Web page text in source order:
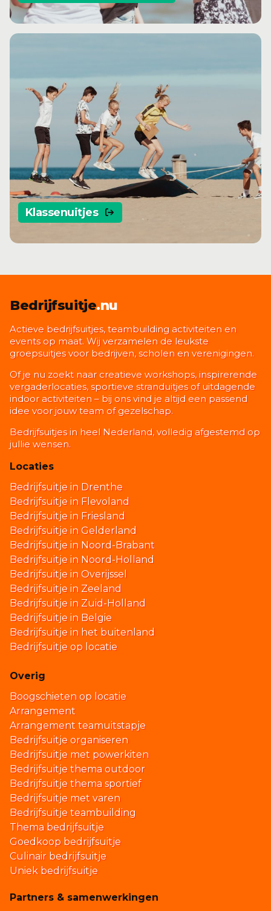
Klassenuitjes
Bedrijfsuitje.nu
Actieve bedrijfsuitjes, teambuilding activiteiten en
events op maat. Wij verzamelen de leukste
groepsuitjes voor bedrijven, scholen en verenigingen.
Of je nu zoekt naar creatieve workshops, inspirerende
vergaderlocaties, sportieve stranduitjes of uitdagende
indoor activiteiten – bij ons vind je altijd een passend
idee voor jouw team of gezelschap.
Bedrijfsuitjes in heel Nederland, volledig afgestemd op
jullie wensen.
Locaties
Bedrijfsuitje in Drenthe
Bedrijfsuitje in Flevoland
Bedrijfsuitje in Friesland
Bedrijfsuitje in Gelderland
Bedrijfsuitje in Noord-Brabant
Bedrijfsuitje in Noord-Holland
Bedrijfsuitje in Overijssel
Bedrijfsuitje in Zeeland
Bedrijfsuitje in Zuid-Holland
Bedrijfsuitje in Belgie
Bedrijfsuitje in het buitenland
Bedrijfsuitje op locatie
Overig
Boogschieten op locatie
Arrangement
Arrangement teamuitstapje
Bedrijfsuitje organiseren
Bedrijfsuitje met powerkiten
Bedrijfsuitje thema outdoor
Bedrijfsuitje thema sportief
Bedrijfsuitje met varen
Bedrijfsuitje teambuilding
Thema bedrijfsuitje
Goedkoop bedrijfsuitje
Culinair bedrijfsuitje
Uniek bedrijfsuitje
Partners & samenwerkingen